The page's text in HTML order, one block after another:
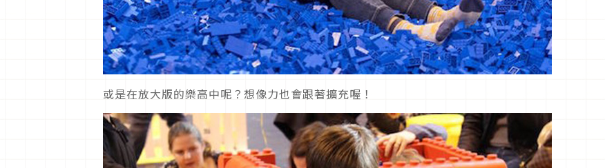
或是在放大版的樂高中呢？想像力也會跟著擴充喔！